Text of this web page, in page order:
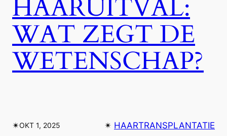
HAARUITVAL:
WAT ZEGT DE
WETENSCHAP?
✴︎OKT 1, 2025 ✴︎ HAARTRANSPLANTATIE